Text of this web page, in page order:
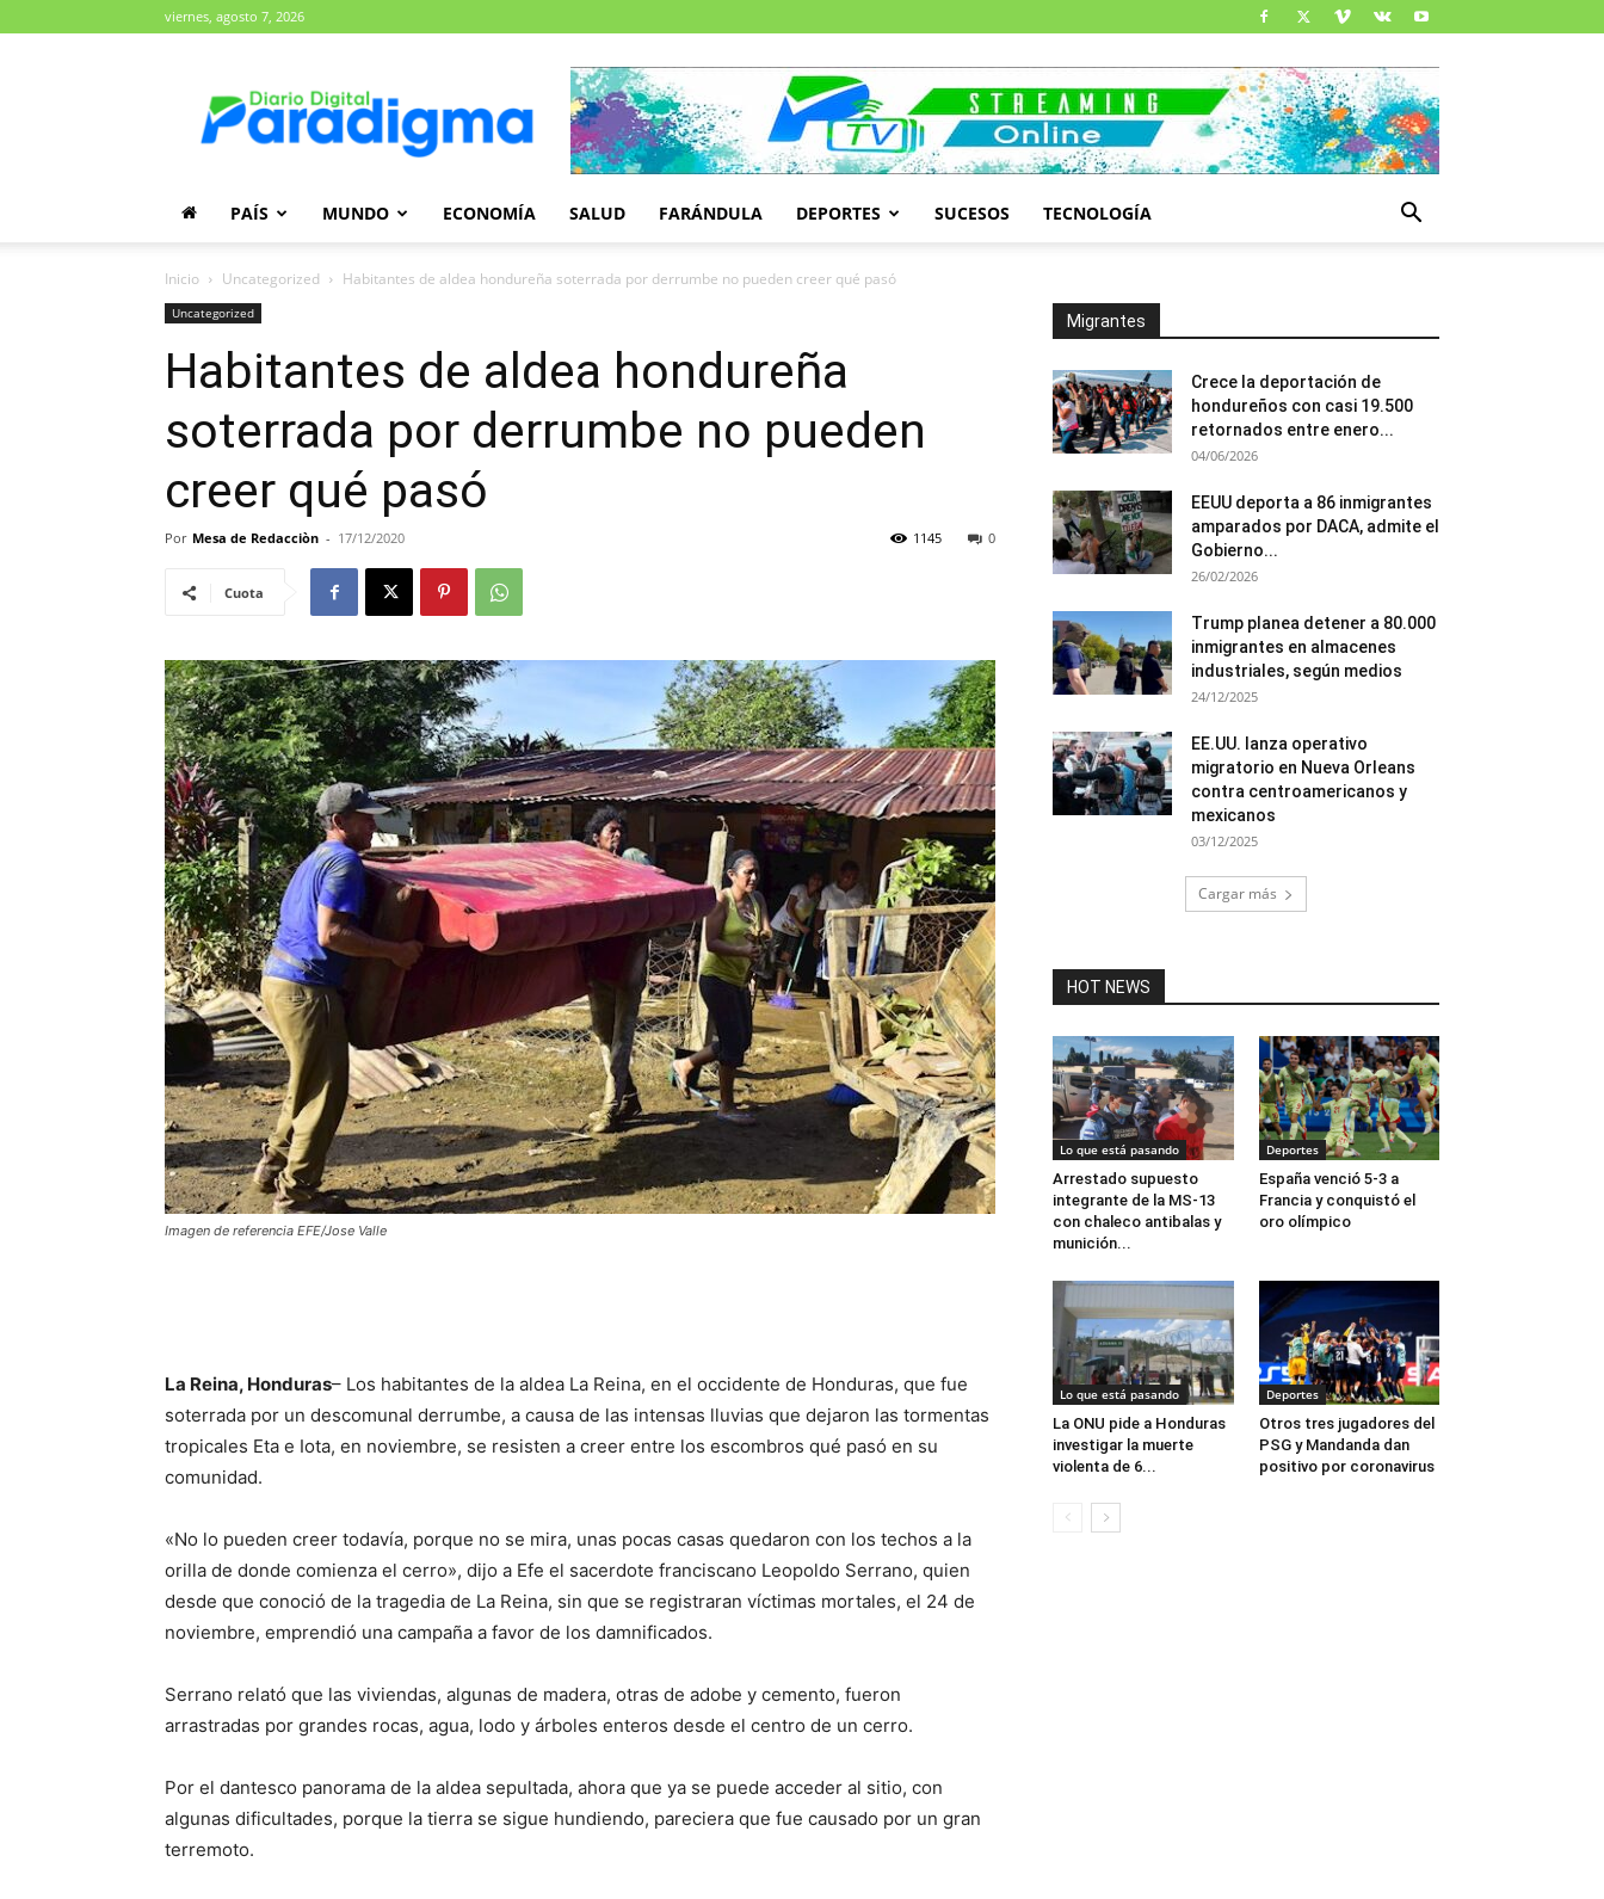
viernes, agosto 7, 2026
Paradigma
PAÍS MUNDO ECONOMÍA SALUD FARÁNDULA DEPORTES SUCESOS TECNOLOGÍA
Inicio Uncategorized Habitantes de aldea hondureña soterrada por derrumbe no pueden creer qué pasó
Uncategorized
Habitantes de aldea hondureña
soterrada por derrumbe no pueden
creer qué pasó
Por Mesa de Redacciòn - 17/12/2020 0
1145
Cuota
Imagen de referencia EFE/Jose Valle
La Reina, Honduras– Los habitantes de la aldea La Reina, en el occidente de Honduras, que fue
soterrada por un descomunal derrumbe, a causa de las intensas lluvias que dejaron las tormentas
tropicales Eta e Iota, en noviembre, se resisten a creer entre los escombros qué pasó en su
comunidad.
«No lo pueden creer todavía, porque no se mira, unas pocas casas quedaron con los techos a la
orilla de donde comienza el cerro», dijo a Efe el sacerdote franciscano Leopoldo Serrano, quien
desde que conoció de la tragedia de La Reina, sin que se registraran víctimas mortales, el 24 de
noviembre, emprendió una campaña a favor de los damnificados.
Serrano relató que las viviendas, algunas de madera, otras de adobe y cemento, fueron
arrastradas por grandes rocas, agua, lodo y árboles enteros desde el centro de un cerro.
Por el dantesco panorama de la aldea sepultada, ahora que ya se puede acceder al sitio, con
algunas dificultades, porque la tierra se sigue hundiendo, pareciera que fue causado por un gran
terremoto.
Migrantes
Crece la deportación de
hondureños con casi 19.500
retornados entre enero...
04/06/2026
EEUU deporta a 86 inmigrantes
amparados por DACA, admite el
Gobierno...
26/02/2026
Trump planea detener a 80.000
inmigrantes en almacenes
industriales, según medios
24/12/2025
EE.UU. lanza operativo
migratorio en Nueva Orleans
contra centroamericanos y
mexicanos
03/12/2025
Cargar más
HOT NEWS
Lo que está pasando
Arrestado supuesto
integrante de la MS-13
con chaleco antibalas y
munición...
Deportes
España venció 5-3 a
Francia y conquistó el
oro olímpico
Lo que está pasando
La ONU pide a Honduras
investigar la muerte
violenta de 6...
Deportes
Otros tres jugadores del
PSG y Mandanda dan
positivo por coronavirus